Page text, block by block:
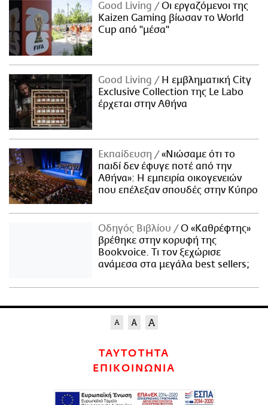
Good Living
Οι εργαζόμενοι της
Kaizen Gaming βίωσαν το World
Cup από "μέσα"
Good Living
Η εμβληματική City
Exclusive Collection της Le Labo
έρχεται στην Αθήνα
Εκπαίδευση
«Νιώσαμε ότι το
παιδί δεν έφυγε ποτέ από την
Αθήνα»: Η εμπειρία οικογενειών
που επέλεξαν σπουδές στην Κύπρο
Οδηγός Βιβλίου
Ο «Καθρέφτης»
βρέθηκε στην κορυφή της
Bookvoice. Τι τον ξεχώρισε
ανάμεσα στα μεγάλα best sellers;
ΤΑΥΤΟΤΗΤΑ
ΕΠΙΚΟΙΝΩΝΙΑ